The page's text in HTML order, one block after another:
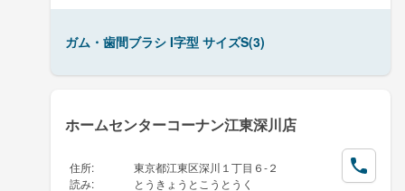
ガム・歯間ブラシ I字型 サイズS(3)
ホームセンターコーナン江東深川店
住所:
東京都江東区深川１丁目６-２
読み:
とうきょうとこうとうく